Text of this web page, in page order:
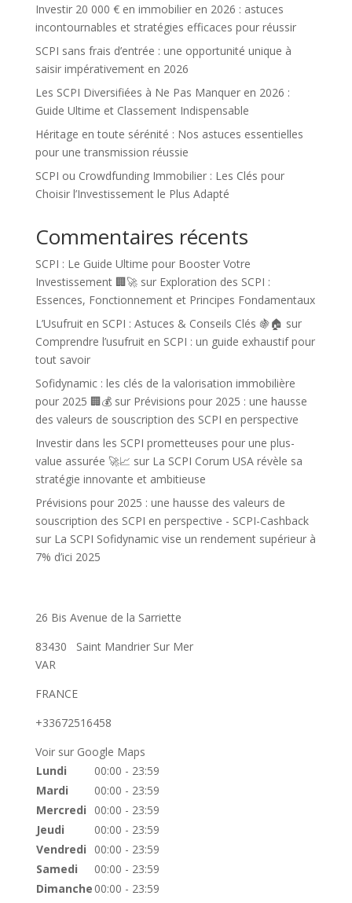
Investir 20 000 € en immobilier en 2026 : astuces
incontournables et stratégies efficaces pour réussir
SCPI sans frais d’entrée : une opportunité unique à
saisir impérativement en 2026
Les SCPI Diversifiées à Ne Pas Manquer en 2026 :
Guide Ultime et Classement Indispensable
Héritage en toute sérénité : Nos astuces essentielles
pour une transmission réussie
SCPI ou Crowdfunding Immobilier : Les Clés pour
Choisir l’Investissement le Plus Adapté
Commentaires récents
SCPI : Le Guide Ultime pour Booster Votre
Investissement 🏢🚀sur Exploration des SCPI :
Essences, Fonctionnement et Principes Fondamentaux
L’Usufruit en SCPI : Astuces & Conseils Clés 🍇🏠 sur
Comprendre l’usufruit en SCPI : un guide exhaustif pour
tout savoir
Sofidynamic : les clés de la valorisation immobilière
pour 2025 🏢💰sur Prévisions pour 2025 : une hausse
des valeurs de souscription des SCPI en perspective
Investir dans les SCPI prometteuses pour une plus-
value assurée 🚀📈 sur La SCPI Corum USA révèle sa
stratégie innovante et ambitieuse
Prévisions pour 2025 : une hausse des valeurs de
souscription des SCPI en perspective - SCPI-Cashback
sur La SCPI Sofidynamic vise un rendement supérieur à
7% d’ici 2025
26 Bis Avenue de la Sarriette
83430
Saint Mandrier Sur Mer
VAR
FRANCE
+33672516458
Voir sur Google Maps
Lundi
00:00 - 23:59
Mardi
00:00 - 23:59
Mercredi
00:00 - 23:59
Jeudi
00:00 - 23:59
Vendredi
00:00 - 23:59
Samedi
00:00 - 23:59
Dimanche 00:00 - 23:59